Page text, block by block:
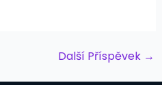
Další Příspěvek →